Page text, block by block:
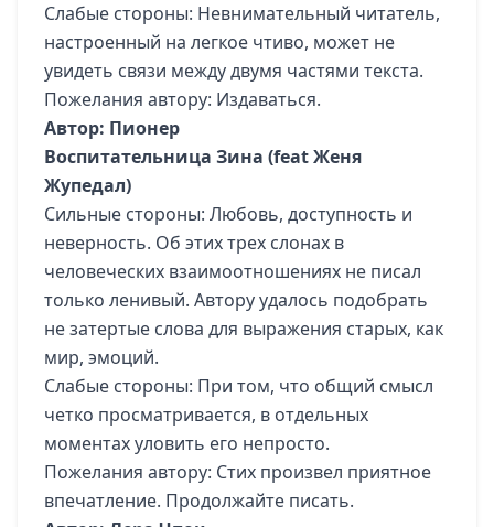
Слабые стороны: Невнимательный читатель,
настроенный на легкое чтиво, может не
увидеть связи между двумя частями текста.
Пожелания автору: Издаваться.
Автор: Пионер
Воспитательница Зина (feat Женя
Жупедал)
Сильные стороны: Любовь, доступность и
неверность. Об этих трех слонах в
человеческих взаимоотношениях не писал
только ленивый. Автору удалось подобрать
не затертые слова для выражения старых, как
мир, эмоций.
Слабые стороны: При том, что общий смысл
четко просматривается, в отдельных
моментах уловить его непросто.
Пожелания автору: Стих произвел приятное
впечатление. Продолжайте писать.